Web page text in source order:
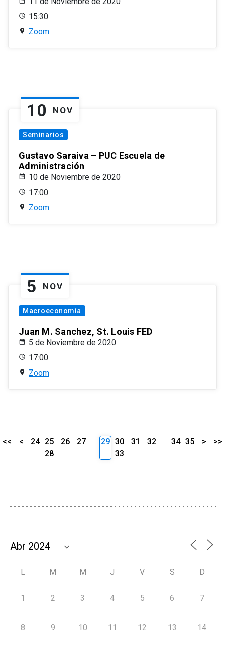
15:30
Zoom
10 NOV
Seminarios
Gustavo Saraiva – PUC Escuela de
Administración
10 de Noviembre de 2020
17:00
Zoom
5 NOV
Macroeconomía
Juan M. Sanchez, St. Louis FED
5 de Noviembre de 2020
17:00
Zoom
<< < 24 25 26
27
28
29 30 31
32
33
34 35 > >>
L M M J V S D
1 2 3 4 5 6 7
8 9 10 11 12 13 14